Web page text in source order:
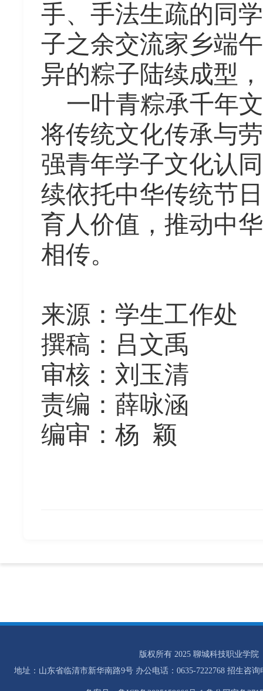
手、手法生疏的同
子之余交流家乡端
异的粽子陆续成型
一叶青粽承千年
将传统文化传承与
强青年学子文化认
续依托中华传统节
育人价值，推动中
相传。
来源 ： 学生工作处
撰稿 ： 吕文禹
审核 ： 刘玉清
责编 ： 薛咏涵
编审 ： 杨 颖
版权所有 2025 聊城科技职业学院
地址：山东省临清市新华南路9号 办公电话：0635-7222768 招生咨询